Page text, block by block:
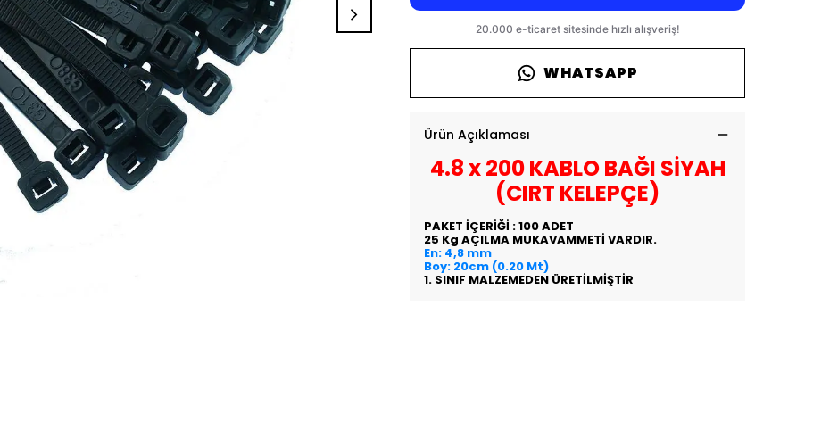
WHATSAPP
Ürün Açıklaması
4.8 x 200 KABLO BAĞI SİYAH
(CIRT KELEPÇE)
PAKET İÇERİĞİ : 100 ADET
25 Kg AÇILMA MUKAVAMMETİ VARDIR.
En: 4,8 mm
Boy: 20cm (0.20 Mt)
1. SINIF MALZEMEDEN ÜRETİLMİŞTİR